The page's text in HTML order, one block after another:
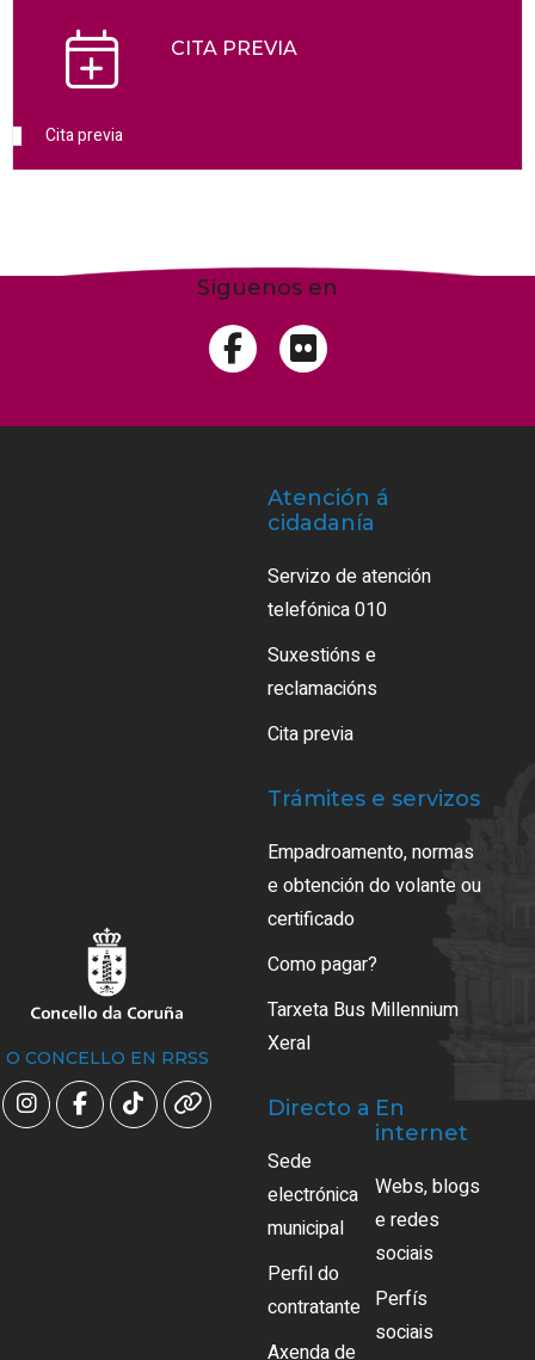
CITA PREVIA
Cita previa
Síguenos en
O CONCELLO EN RRSS
Atención á
cidadanía
Servizo de atención
telefónica 010
Suxestións e
reclamacións
Cita previa
Trámites e servizos
Empadroamento, normas
e obtención do volante ou
certificado
Como pagar?
Tarxeta Bus Millennium
Xeral
Directo a
Sede
electrónica
municipal
Perfil do
contratante
Axenda de
En
internet
Webs, blogs
e redes
sociais
Perfís
sociais